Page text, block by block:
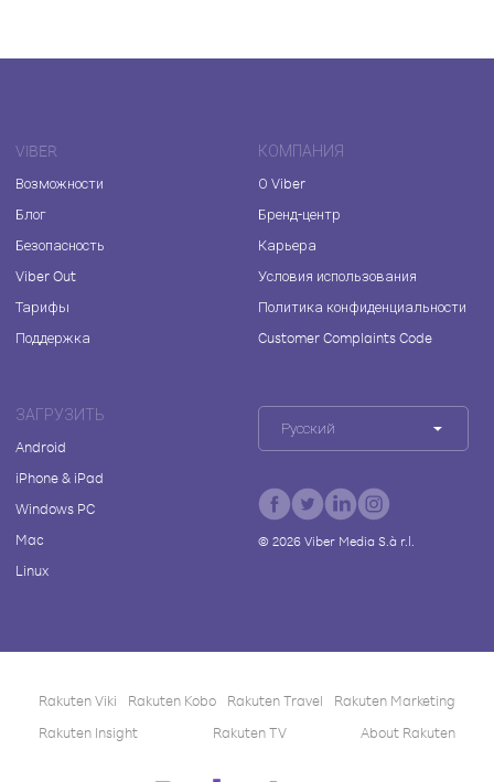
VIBER
Возможности
Блог
Безопасность
Viber Out
Тарифы
Поддержка
КОМПАНИЯ
О Viber
Бренд-центр
Карьера
Условия использования
Политика конфиденциальности
Customer Complaints Code
ЗАГРУЗИТЬ
Android
iPhone & iPad
Windows PC
Mac
Linux
Русский
© 2026Viber Media S.à r.l.
Rakuten Viki Rakuten Kobo Rakuten Travel
Rakuten Marketing
Rakuten Insight
Rakuten TV About Rakuten